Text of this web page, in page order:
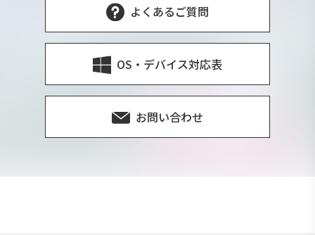
よくあるご質問
OS・デバイス対応表
お問い合わせ